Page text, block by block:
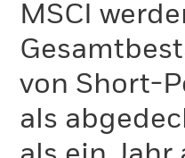
MSCI
von Short-
als